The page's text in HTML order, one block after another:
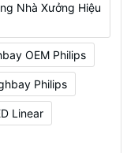
Nhà Xưởng Hiệu
OEM Philips
Philips
Linear